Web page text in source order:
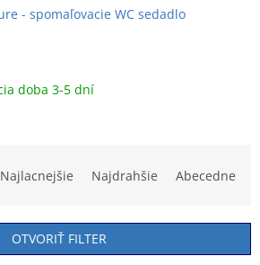
- spomaľovacie WC sedadlo
doba 3-5 dní
Najlacnejšie Najdrahšie Abecedne
OTVORIŤ FILTER